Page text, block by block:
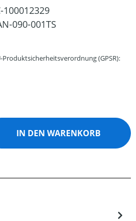
100012329
090-001TS
(GPSR):
den gewünschten
IN DEN WARENKORB